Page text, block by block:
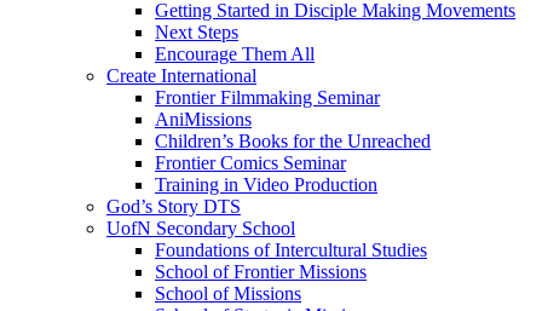
Getting Started in Disciple Making Movements
Next Steps
Encourage Them All
Create International
Frontier Filmmaking Seminar
AniMissions
Children’s Books for the Unreached
Frontier Comics Seminar
Training in Video Production
God’s Story DTS
UofN Secondary School
Foundations of Intercultural Studies
School of Frontier Missions
School of Missions